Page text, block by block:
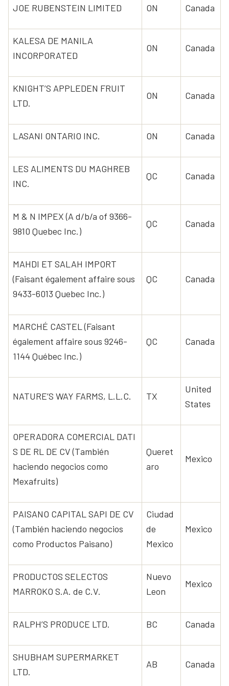
JOE RUBENSTEIN LIMITED ON Canada
KALESA DE MANILA
INCORPORATED
ON Canada
KNIGHT’S APPLEDEN FRUIT
LTD.
ON Canada
LASANI ONTARIO INC. ON Canada
LES ALIMENTS DU MAGHREB
INC.
QC Canada
M & N IMPEX (A d/b/a of 9366-
9810 Quebec Inc.)
QC Canada
MAHDI ET SALAH IMPORT
(Faisant également affaire sous
9433-6013 Quebec Inc.)
QC Canada
MARCHÉ CASTEL (Faisant
également affaire sous 9246-
1144 Québec Inc.)
QC Canada
NATURE’S WAY FARMS, L.L.C. TX
United
States
OPERADORA COMERCIAL DATI
S DE RL DE CV (También
haciendo negocios como
Mexafruits)
Queret
aro
Mexico
PAISANO CAPITAL SAPI DE CV
(También haciendo negocios
como Productos Paisano)
Ciudad
de
Mexico
Mexico
PRODUCTOS SELECTOS
MARROKO S.A. de C.V.
Nuevo
Leon
Mexico
RALPH’S PRODUCE LTD. BC Canada
SHUBHAM SUPERMARKET
LTD.
AB Canada